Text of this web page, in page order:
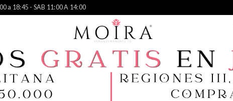
a 18:45 - SAB 11:00 A 14:00